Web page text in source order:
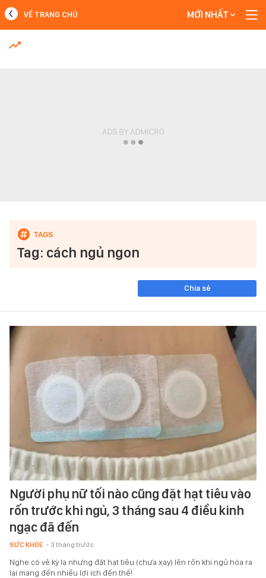
MỚI NHẤT
VỀ TRANG CHỦ MỚI NHẤT
Tag: cách ngủ ngon
Chia sẻ
Người phụ nữ tối nào cũng đặt hạt tiêu vào
rốn trước khi ngủ, 3 tháng sau 4 điều kinh
ngạc đã đến
SỨC KHỎE - 3 tháng trước
Nghe có vẻ kỳ lạ nhưng đặt hạt tiêu (chưa xay) lên rốn khi ngủ hóa ra
lại mang đến nhiều lợi ích đến thế!